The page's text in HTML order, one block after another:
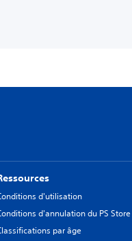
d'utilisation
d'annulation du PS Store
par âge